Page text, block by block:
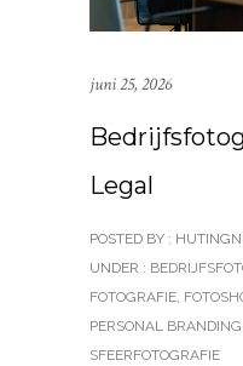
juni 25, 2026
Legal
POSTED BY :
UNDER :
FOTOGRAFIE,
PERSONAL BRANDING
SFEERFOTOGRAFIE